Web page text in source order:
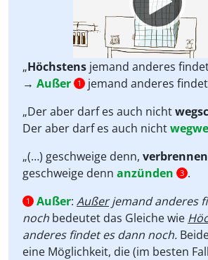
„Höchstens jemand anderes
→ Außer 1
jemand anderes
„Der aber darf es auch nicht
Der aber darf es auch nicht
„(…) geschweige denn, verbrennen
geschweige denn anzünden 3 .
1 Außer: Außerjemand anderes
noch bedeutet das Gleiche wie
anderes findet es dann noch.
eine Möglichkeit, die (im besten